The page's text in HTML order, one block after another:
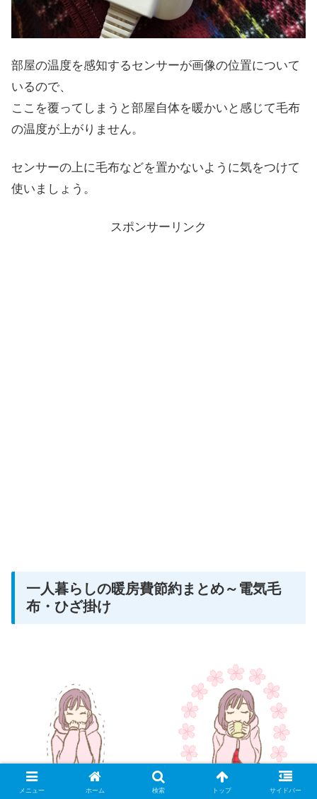
部屋の温度を感知するセンサーが画像の位置について
いるので、
ここを覆ってしまうと部屋自体を暖かいと感じて毛布
の温度が上がりません。
センサーの上に毛布などを置かないように気をつけて
使いましょう。
スポンサーリンク
一人暮らしの暖房費節約まとめ～電気毛
布・ひざ掛け
メニュー ホーム 検索 トップ サイドバー